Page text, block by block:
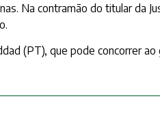
Na contramão do titular da
(PT), que pode concorrer